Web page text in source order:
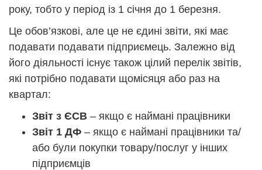
року, тобто у період із 1 січня до 1 березня.
Це обов’язкові, але це не єдині звіти, які має
подавати подавати підприємець. Залежно від
його діяльності існує також цілий перелік звітів,
які потрібно подавати щомісяця або раз на
квартал:
Звіт з ЄСВ – якщо є наймані працівники
Звіт 1 ДФ – якщо є наймані працівники та/
або були покупки товару/послуг у інших
підприємців